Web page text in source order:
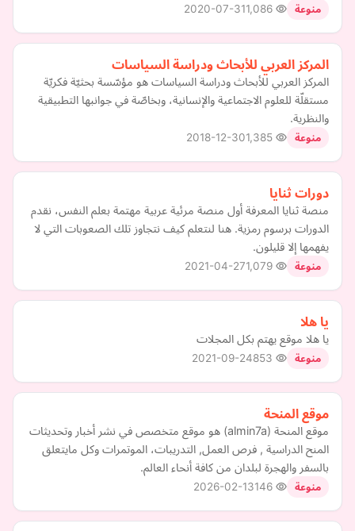
منوعة 2020-07-31
​​المركز العربي للأبحاث ودراسة السياسات
المركز العربي للأبحاث ودراسة السياسات هو مؤسّسة بحثيّة فكريّة
مستقلّة للعلوم الاجتماعية والإنسانية، وبخاصّة في جوانبها التطبيقية
والنظرية.
منوعة 2018-12-30
دورات ثنايا
منصة ثنايا المعرفة أول منصة مرئية عربية مهتمة بعلم النفس، نقدم
الدورات برسوم رمزية. هنا لنتعلم كيف نتجاوز تلك الصعوبات التي لا
يفهمها إلا قليلون.
منوعة 2021-04-27
يا هلا
يا هلا موقع يهتم بكل المجلات
منوعة 2021-09-24
موقع المنحة
موقع المنحة (almin7a) هو موقع متخصص في نشر أخبار وتحديثات
المنح الدراسية , فرص العمل, التدريبات، الموتمرات وكل مايتعلق
بالسفر والهجرة لبلدان من كافة أنحاء العالم.
منوعة 2026-02-13